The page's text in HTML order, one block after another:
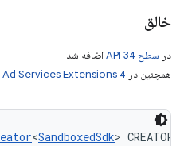
خالق
در سطح API 34
اضافه شد
همچنین در Ad Services Extensions 4
<SandboxedSdk> CREATOR